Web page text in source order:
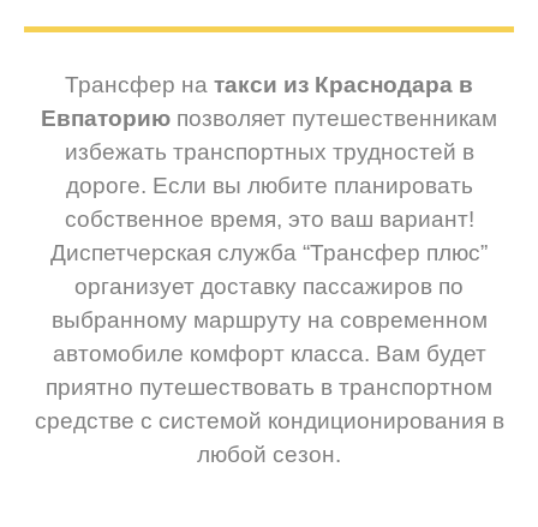
Трансфер на такси из Краснодара в
Евпаторию позволяет путешественникам
избежать транспортных трудностей в
дороге. Если вы любите планировать
собственное время, это ваш вариант!
Диспетчерская служба “Трансфер плюс”
организует доставку пассажиров по
выбранному маршруту на современном
автомобиле комфорт класса. Вам будет
приятно путешествовать в транспортном
средстве с системой кондиционирования в
любой сезон.